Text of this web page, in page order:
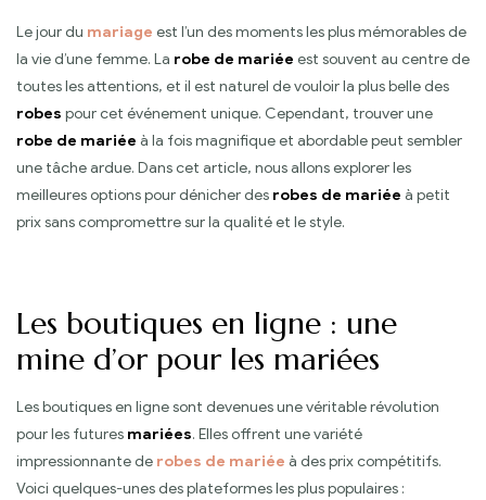
Le jour du mariage est l’un des moments les plus mémorables de
la vie d’une femme. La robe de mariée est souvent au centre de
toutes les attentions, et il est naturel de vouloir la plus belle des
robes pour cet événement unique. Cependant, trouver une
robe de mariée à la fois magnifique et abordable peut sembler
une tâche ardue. Dans cet article, nous allons explorer les
meilleures options pour dénicher des robes de mariée à petit
prix sans compromettre sur la qualité et le style.
Les boutiques en ligne : une
mine d’or pour les mariées
Les boutiques en ligne sont devenues une véritable révolution
pour les futures mariées. Elles offrent une variété
impressionnante de robes de mariée à des prix compétitifs.
Voici quelques-unes des plateformes les plus populaires :